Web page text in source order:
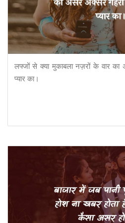
लफ्जों से क्या मुकाबला नज़रों के वार का
प्यार का।